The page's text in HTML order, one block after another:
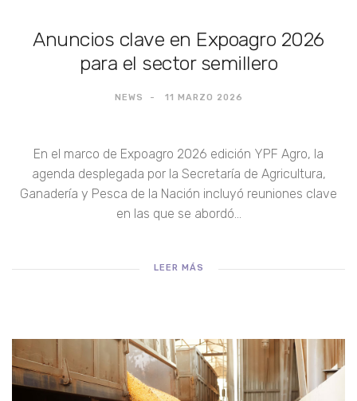
Anuncios clave en Expoagro 2026
para el sector semillero
NEWS 11 MARZO 2026
En el marco de Expoagro 2026 edición YPF Agro, la
agenda desplegada por la Secretaría de Agricultura,
Ganadería y Pesca de la Nación incluyó reuniones clave
en las que se abordó...
LEER MÁS